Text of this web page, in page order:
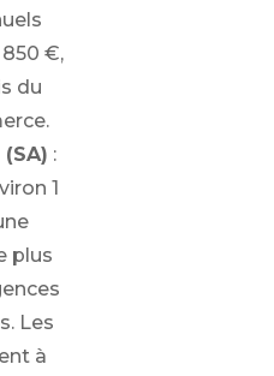
850 €,
du
:
1
plus
Les
à